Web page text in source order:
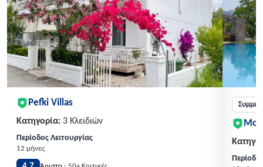
Pefki Villas
Κατηγορία: 3 Κλειδιών
Περίοδος Λειτουργίας
12 μήνες